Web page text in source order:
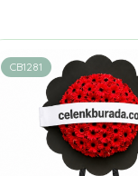
CB1281